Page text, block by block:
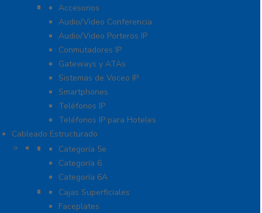
VoIP – Telefonía IP – Videoconferencia
Accesorios
Audio/Video Conferencia
Audio/Video Porteros IP
Conmutadores IP
Gateways y ATAs
Sistemas de Voceo IP
Smartphones
Teléfonos IP
Teléfonos IP para Hoteles
Cableado Estructurado
Cable
Categoría 5e
Categoría 6
Categoría 6A
Cableado de Cobre
Cajas Superficiales
Faceplates